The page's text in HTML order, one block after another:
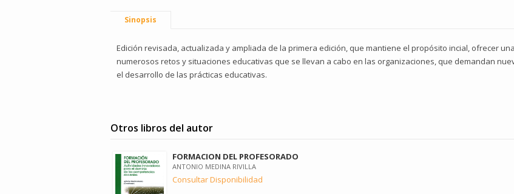
Sinopsis
Edición revisada, actualizada y ampliada de la primera edición, que mantiene el propósito incial, ofrecer
numerosos retos y situaciones educativas que se llevan a cabo en las organizaciones, que demandan
el desarrollo de las prácticas educativas.
Otros libros del autor
FORMACION DEL PROFESORADO
ANTONIO MEDINA RIVILLA
Consultar Disponibilidad